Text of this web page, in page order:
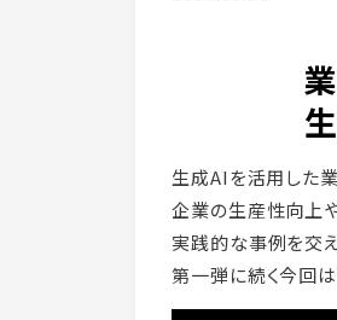
生成AIを活用した
企業の生産性向上
実践的な事例を交
第一弾に続く今回は